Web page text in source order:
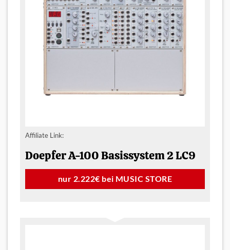
Affiliate Link:
Doepfer A-100 Basissystem 2 LC9
nur 2.222€ bei MUSIC STORE